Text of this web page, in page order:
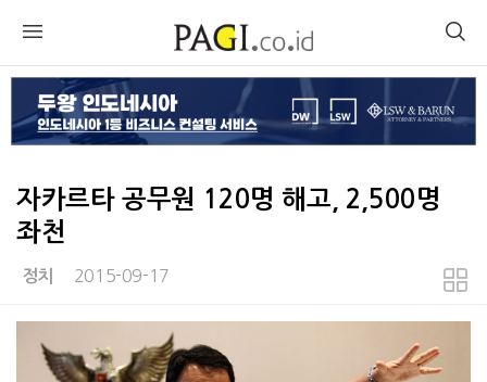
자카르타 공무원 120명 해고, 2,500명
좌천
정치 2015-09-17